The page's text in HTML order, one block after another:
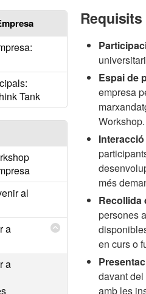
Tank
al
a
a
Espai de
empresa
Workshop.
més
Recollida
persones
en curs o
davant del
amb les